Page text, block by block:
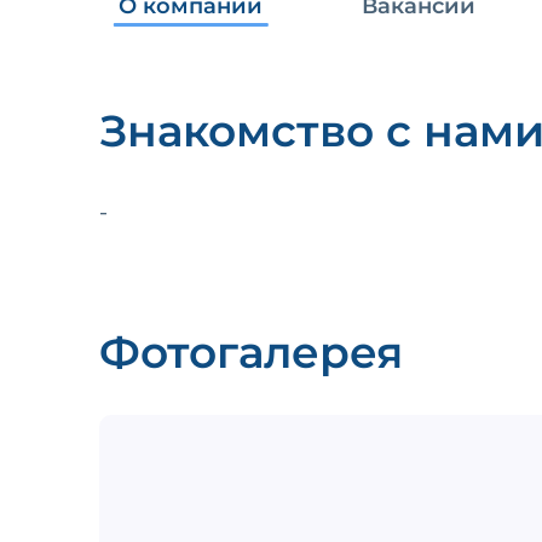
О компании Вакансии
Знакомство с
-
Фотогалерея